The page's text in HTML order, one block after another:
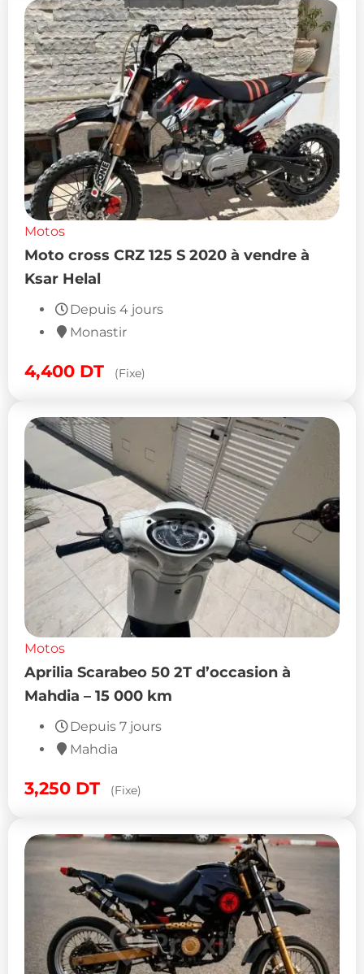
Motos
Moto cross CRZ 125 S 2020 à vendre à
Ksar Helal
Depuis 4 jours
Monastir
4,400 DT (Fixe)
Motos
Aprilia Scarabeo 50 2T d’occasion à
Mahdia – 15 000 km
Depuis 7 jours
Mahdia
3,250 DT (Fixe)